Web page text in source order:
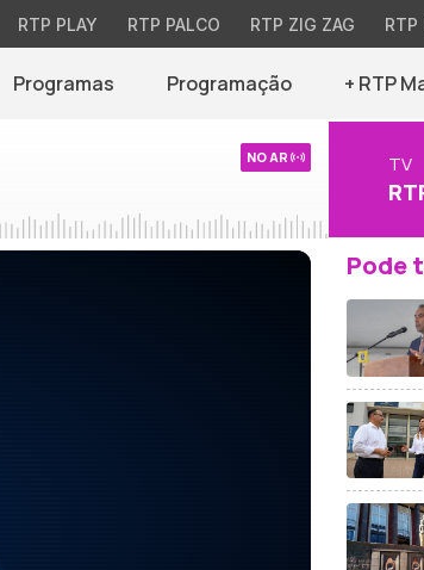
RTP PLAY RTP PALCO RTP ZIG ZAG RTP
Programas Programação + RTP
NO AR TV
Pode